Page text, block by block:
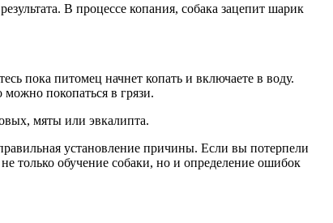
В процессе копания, собака зацепит шарик
пока питомец начнет копать и включаете в воду.
покопаться в грязи.
мяты или эвкалипта.
установление причины. Если вы потерпели
только обучение собаки, но и определение ошибок